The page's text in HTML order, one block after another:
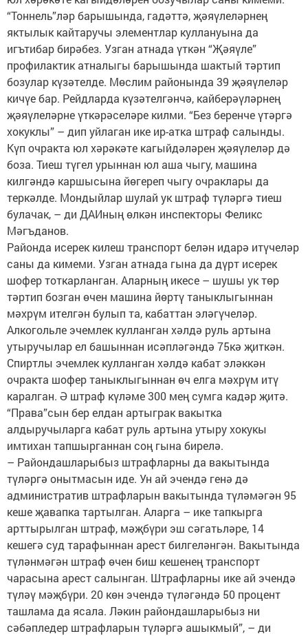
“Тоннель”ләр барышында, гадәттә, җәяүлеләрнең
яктылык кайтаручы элементлар куллануына да
игътибар бирәбез. Узган атнада үткән “Җәяүле”
профилактик атналыгы барышында шактый тәртип
бозулар күзәтелде. Мөслим районында 39 җәяүлеләр
кичүе бар. Рейдларда күзәтелгәнчә, кайберәүләрнең
җәяүлеләрне үткәрәселәре килми. “Без беренче үтәргә
хокуклы” – дип уйлаган ике ир-атка штраф салынды.
Күп очракта юл хәрәкәте кагыйдәләрен җәяүлеләр дә
боза. Тиеш түгел урыннан юл аша чыгу, машина
килгәндә каршысына йөгереп чыгу очраклары да
теркәлде. Мондыйлар шулай ук штраф түләргә тиеш
булачак, – ди ДАИның өлкән инспекторы Феликс
Мәгъданов.
Районда исерек килеш транспорт белән идарә итүчеләр
саны да кимеми. Узган атнада гына да дүрт исерек
шофер тоткарланган. Аларның икесе – шушы ук төр
тәртип бозган өчен машина йөртү таныклыгыннан
мәхрүм ителгән булып та, кабаттан эләгүчеләр.
Алкогольле эчемлек кулланган хәлдә руль артына
утыручылар ел башыннан исәпләгәндә 75кә җиткән.
Спиртлы эчемлек кулланган хәлдә кабат эләккән
очракта шофер таныклыгыннан өч елга мәхрүм итү
каралган. Ә штраф күләме 300 мең сумга кадәр җитә.
“Права”сын бер елдан артыграк вакытка
алдыручыларга кабат руль артына утыру хокукы
имтихан тапшырганнан соң гына бирелә.
– Райондашларыбыз штрафларны да вакытында
түләргә онытмасын иде. Ун ай эчендә генә дә
административ штрафларын вакытында түләмәгән 95
кеше җавапка тартылган. Аларга – ике тапкырга
арттырылган штраф, мәҗбүри эш сәгатьләре, 14
кешегә суд тарафыннан арест билгеләнгән. Вакытында
түләнмәгән штраф өчен биш кешенең транспорт
чарасына арест салынган. Штрафларны ике ай эчендә
түләү мәҗбүри. 20 көн эчендә түләгәндә 50 процент
ташлама да ясала. Ләкин райондашларыбыз ни
сәбәпледер штрафларын түләргә ашыкмый”, – ди